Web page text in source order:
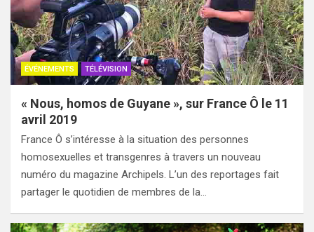
ÉVÉNEMENTS TÉLÉVISION
« Nous, homos de Guyane », sur France Ô le 11
avril 2019
France Ô s’intéresse à la situation des personnes
homosexuelles et transgenres à travers un nouveau
numéro du magazine Archipels. L’un des reportages fait
partager le quotidien de membres de la…